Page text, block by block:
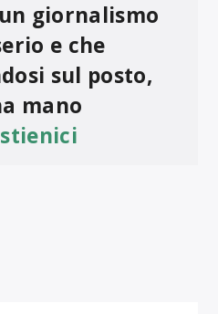
giornalismo
e che
sul posto,
mano